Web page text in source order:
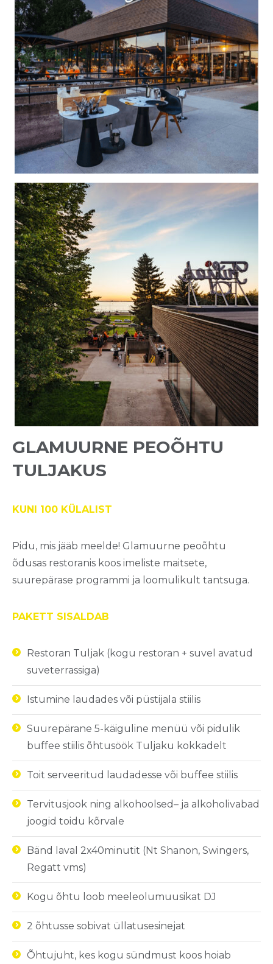
GLAMUURNE PEOÕHTU
TULJAKUS
KUNI 100 KÜLALIST
Pidu, mis jääb meelde! Glamuurne peoõhtu
õdusas restoranis koos imeliste maitsete,
suurepärase programmi ja loomulikult tantsuga.
PAKETT SISALDAB
Restoran Tuljak (kogu restoran + suvel avatud
suveterrassiga)
Istumine laudades või püstijala stiilis
Suurepärane 5-käiguline menüü või pidulik
buffee stiilis õhtusöök Tuljaku kokkadelt
Toit serveeritud laudadesse või buffee stiilis
Tervitusjook ning alkohoolsed– ja alkoholivabad
joogid toidu kõrvale
Bänd laval 2x40minutit (Nt Shanon, Swingers,
Regatt vms)
Kogu õhtu loob meeleolumuusikat DJ
2 õhtusse sobivat üllatusesinejat
Õhtujuht, kes kogu sündmust koos hoiab